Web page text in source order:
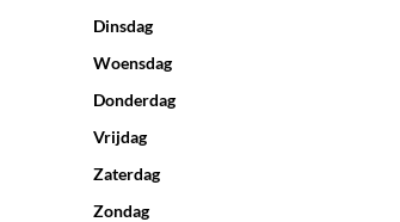
Dinsdag
Woensdag
Donderdag
Vrijdag
Zaterdag
Zondag